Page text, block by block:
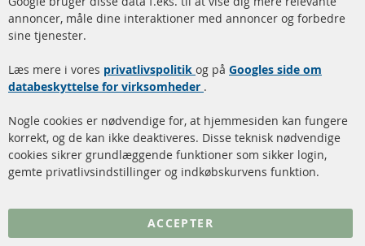
Dieselpartikelfilter (DPF)
rengøring
Katalysator (KAT)
Sensorer
FAQ
Betalingsmetoder
Kontakt
annoncer, måle dine interaktioner med annoncer og forbedre
sine tjenester.
Læs mere i vores privatlivspolitik og på Googles side om
databeskyttelse for virksomheder .
Nogle cookies er nødvendige for, at hjemmesiden kan fungere
korrekt, og de kan ikke deaktiveres. Disse teknisk nødvendige
cookies sikrer grundlæggende funktioner som sikker login,
gemte privatlivsindstillinger og indkøbskurvens funktion.
ACCEPTER